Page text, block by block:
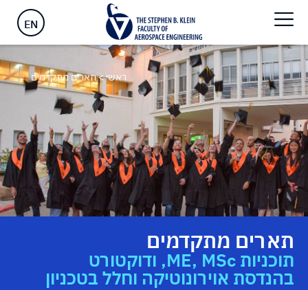
EN
ראשי>תארים מתקדמים
תארים מתקדמים
תוכניות ME, MSc, ודוקטורט
בהנדסת אוירונוטיקה וחלל בטכניון